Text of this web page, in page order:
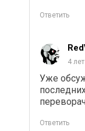
Ответить
4
Уже
Ответить